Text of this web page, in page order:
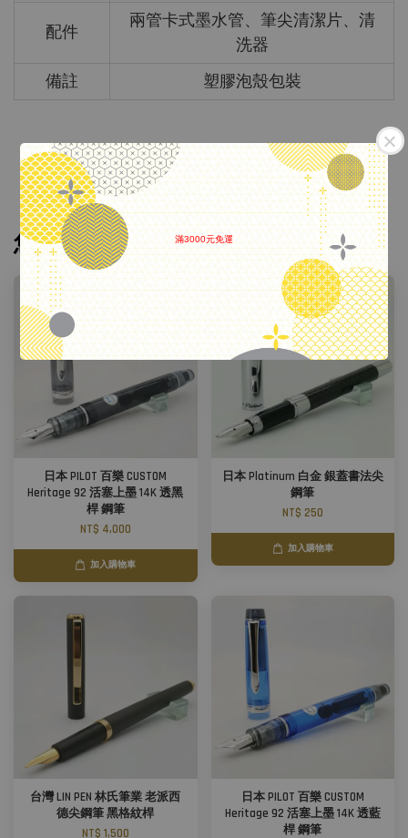
滿3000元免運
配件
兩管卡式墨水管、筆尖清潔片、清
洗器
備註
塑膠泡殼包裝
您可能也喜歡
日本 PILOT 百樂 CUSTOM
Heritage 92 活塞上墨 14K 透黑
桿 鋼筆
NT$ 4,000
加入購物車
日本 Platinum 白金 銀蓋書法尖
鋼筆
NT$ 250
加入購物車
台灣 LIN PEN 林氏筆業 老派西
德尖鋼筆 黑格紋桿
NT$ 1,500
日本 PILOT 百樂 CUSTOM
Heritage 92 活塞上墨 14K 透藍
桿 鋼筆